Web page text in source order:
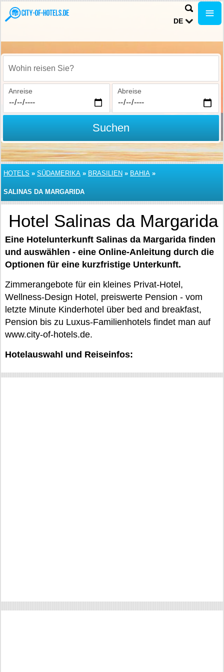
DE
Wohin reisen Sie?
Anreise Abreise
Suchen
HOTELS » SÜDAMERIKA » BRASILIEN » BAHIA »
SALINAS DA MARGARIDA
Hotel Salinas da Margarida
Eine Hotelunterkunft Salinas da Margarida finden
und auswählen - eine Online-Anleitung durch die
Optionen für eine kurzfristige Unterkunft.
Zimmerangebote für ein kleines Privat-Hotel,
Wellness-Design Hotel, preiswerte Pension - vom
letzte Minute Kinderhotel über bed and breakfast,
Pension bis zu Luxus-Familienhotels findet man auf
www.city-of-hotels.de.
Hotelauswahl und Reiseinfos: